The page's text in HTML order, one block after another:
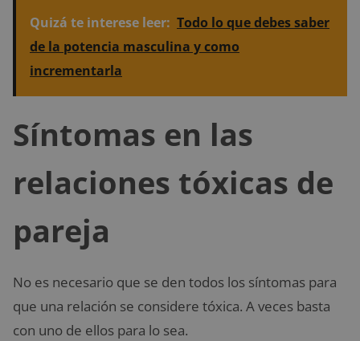
Quizá te interese leer: Todo lo que debes saber
de la potencia masculina y como
incrementarla
Síntomas en las
relaciones tóxicas de
pareja
No es necesario que se den todos los síntomas para
que una relación se considere tóxica. A veces basta
con uno de ellos para lo sea.